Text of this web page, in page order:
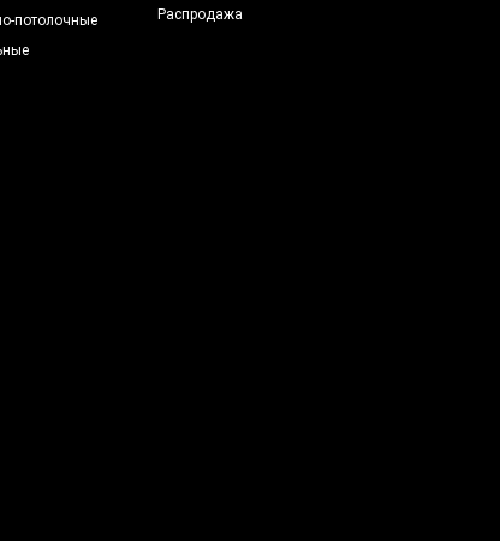
потолочные
Распродажа